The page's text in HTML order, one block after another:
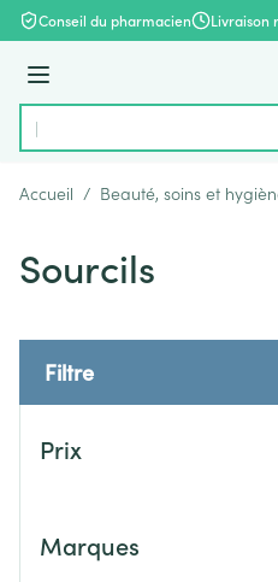
Aller au contenu
Conseil du pharmacien Livraison
Menu
Rechercher
Accueil / Beauté, soins et
Sourcils
Filtre
Prix
Marques